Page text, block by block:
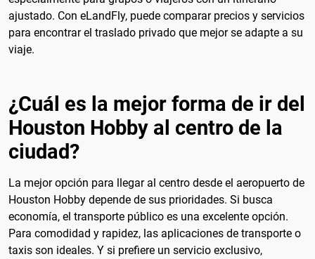
ajustado. Con eLandFly, puede comparar precios y servicios
para encontrar el traslado privado que mejor se adapte a su
viaje.
¿Cuál es la mejor forma de ir del
Houston Hobby al centro de la
ciudad?
La mejor opción para llegar al centro desde el aeropuerto de
Houston Hobby depende de sus prioridades. Si busca
economía, el transporte público es una excelente opción.
Para comodidad y rapidez, las aplicaciones de transporte o
taxis son ideales. Y si prefiere un servicio exclusivo,